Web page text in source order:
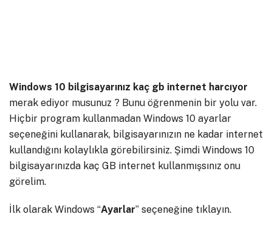
Windows 10 bilgisayarınız kaç gb internet harcıyor
merak ediyor musunuz ? Bunu öğrenmenin bir yolu var.
Hiçbir program kullanmadan Windows 10 ayarlar
seçeneğini kullanarak, bilgisayarınızın ne kadar internet
kullandığını kolaylıkla görebilirsiniz. Şimdi Windows 10
bilgisayarınızda kaç GB internet kullanmışsınız onu
görelim.
İlk olarak Windows “Ayarlar” seçeneğine tıklayın.